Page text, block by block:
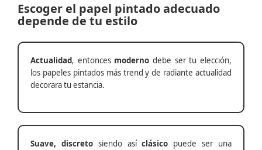
Escoger el papel pintado adecuado
depende de tu estilo
Actualidad, entonces moderno debe ser tu elección,
los papeles pintados más trend y de radiante actualidad
decorara tu estancia.
Suave, discretosiendo asíclásico puede ser una